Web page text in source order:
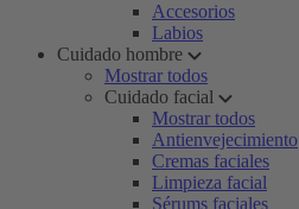
Accesorios
Labios
Cuidado hombre
Mostrar todos
Cuidado facial
Mostrar todos
Antienvejecimiento
Cremas faciales
Limpieza facial
Sérums faciales